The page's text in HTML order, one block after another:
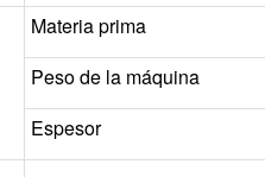
Materia prima
Peso de la máquina
Espesor